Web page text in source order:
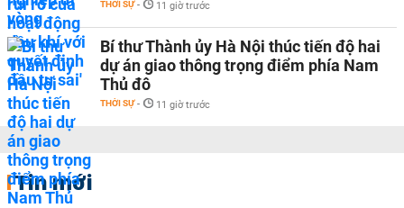
THỜI SỰ - 11 giờ trước
Bí thư Thành ủy Hà Nội thúc tiến độ hai
dự án giao thông trọng điểm phía Nam
Thủ đô
THỜI SỰ - 11 giờ trước
Tin mới